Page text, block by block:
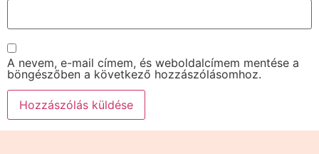
A nevem, e-mail címem, és weboldalcímem mentése a
böngészőben a következő hozzászólásomhoz.